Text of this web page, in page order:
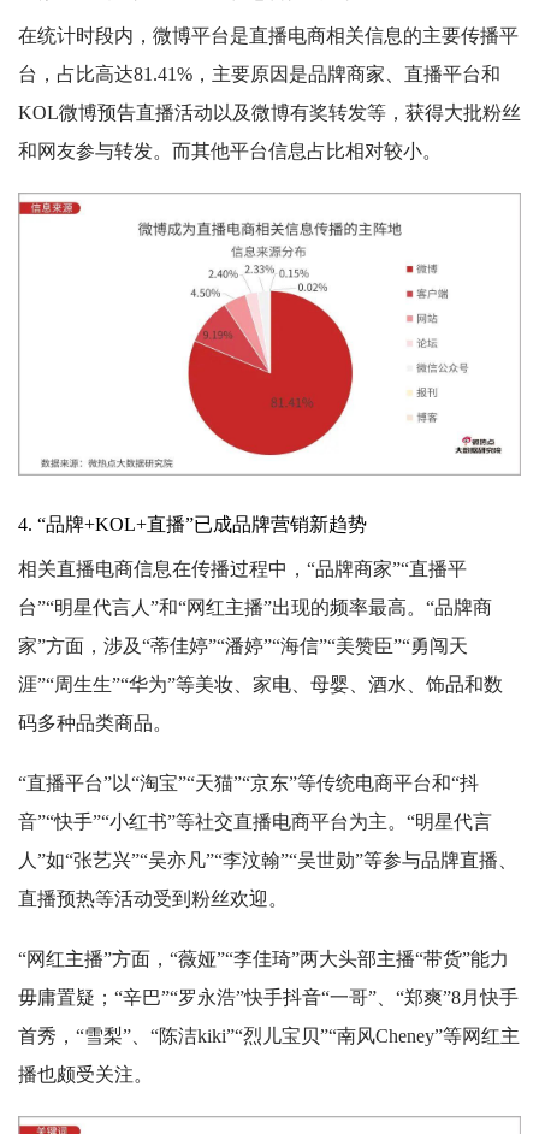
在统计时段内，微博平台是直播电商相关信息的主要传播平
台，占比高达81.41%，主要原因是品牌商家、直播平台和
KOL微博预告直播活动以及微博有奖转发等，获得大批粉丝
和网友参与转发。而其他平台信息占比相对较小。
4. “品牌+KOL+直播”已成品牌营销新趋势
相关直播电商信息在传播过程中，“品牌商家”“直播平
台”“明星代言人”和“网红主播”出现的频率最高。“品牌商
家”方面，涉及“蒂佳婷”“潘婷”“海信”“美赞臣”“勇闯天
涯”“周生生”“华为”等美妆、家电、母婴、酒水、饰品和数
码多种品类商品。
“直播平台”以“淘宝”“天猫”“京东”等传统电商平台和“抖
音”“快手”“小红书”等社交直播电商平台为主。“明星代言
人”如“张艺兴”“吴亦凡”“李汶翰”“吴世勋”等参与品牌直播、
直播预热等活动受到粉丝欢迎。
“网红主播”方面，“薇娅”“李佳琦”两大头部主播“带货”能力
毋庸置疑；“辛巴”“罗永浩”快手抖音“一哥”、“郑爽”8月快手
首秀，“雪梨”、“陈洁kiki”“烈儿宝贝”“南风Cheney”等网红主
播也颇受关注。